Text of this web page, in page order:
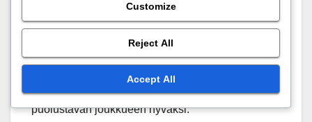
lähestymistapa voi muuttaa pelin kulkua
puolustavan joukkueen hyväksi.
Customize
Reject All
Accept All